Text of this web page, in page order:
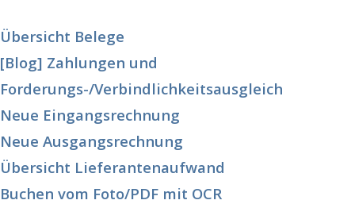
Übersicht Belege
[Blog] Zahlungen und
Forderungs-/Verbindlichkeitsausgleich
Neue Eingangsrechnung
Neue Ausgangsrechnung
Übersicht Lieferantenaufwand
Buchen vom Foto/PDF mit OCR